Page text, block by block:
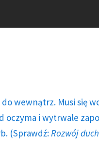
wewnątrz. Musi się
oczyma i wytrwale
(Sprawdź: Rozwój